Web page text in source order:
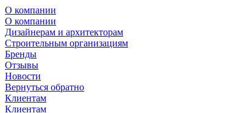
О компании
О компании
Дизайнерам и архитекторам
Строительным организациям
Бренды
Отзывы
Новости
Вернуться обратно
Клиентам
Клиентам